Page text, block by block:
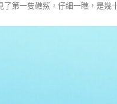
了第一隻礁鯊，仔細一瞧，是幾